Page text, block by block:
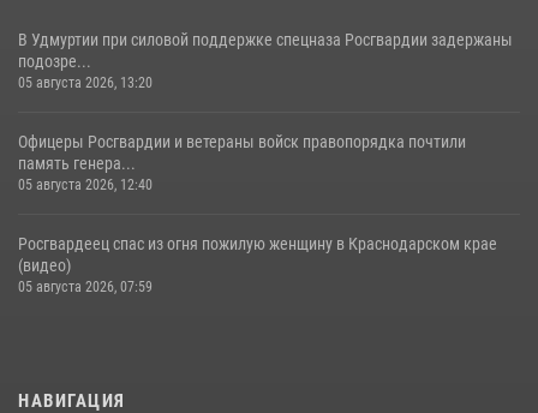
В Удмуртии при силовой поддержке спецназа Росгвардии задержаны
подозре...
05 августа 2026, 13:20
Офицеры Росгвардии и ветераны войск правопорядка почтили
память генера...
05 августа 2026, 12:40
Росгвардеец спас из огня пожилую женщину в Краснодарском крае
(видео)
05 августа 2026, 07:59
НАВИГАЦИЯ